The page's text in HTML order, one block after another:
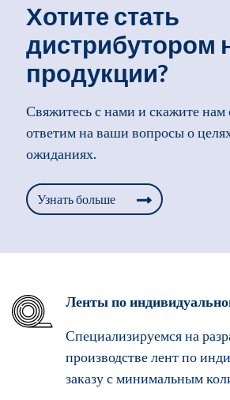
Хотите стать
дистрибутором
продукции?
Свяжитесь с нами и скажите
ответим на ваши вопросы о
ожиданиях.
Узнать больше
Ленты по
Специализируемся на
производстве лент по
заказу с минимальным